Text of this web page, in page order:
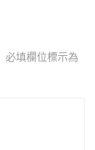
必填欄位標示為